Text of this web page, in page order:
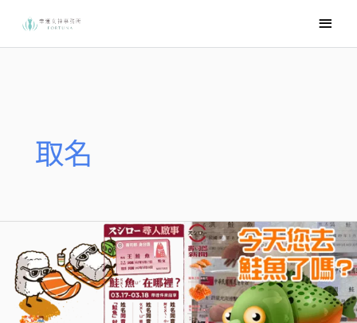
要
取名
說：